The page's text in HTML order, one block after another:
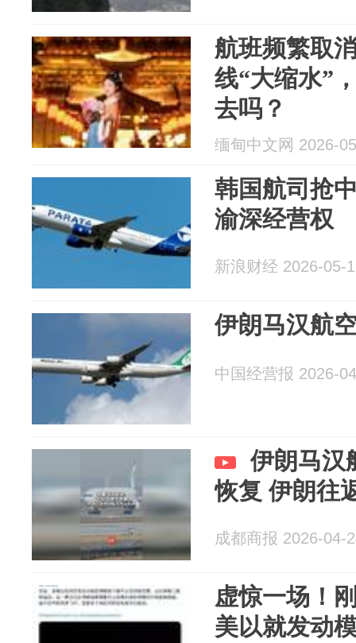
航班频繁取
线“大缩水”
去吗？
缅甸中文网 2026-
韩国航司抢
渝深经营权
新浪财经 2026-05-
伊朗马汉航
中国经营报 2026-
伊朗马汉
恢复 伊朗往
成都商报 2026-04-
虚惊一场！
美以就发动